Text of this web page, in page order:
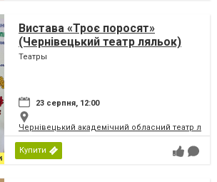
Вистава «Троє поросят»
(Чернівецький театр ляльок)
Театры
23 серпня, 12:00
Чернівецький академічний обласний театр
Купити